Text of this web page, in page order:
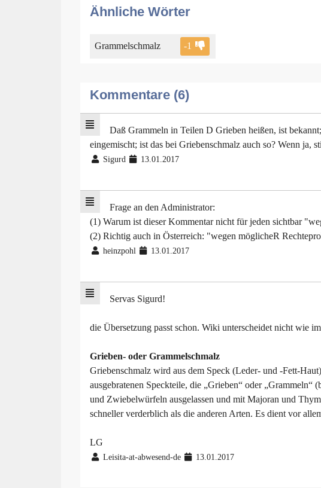
Ähnliche Wörter
Grammelschmalz -1
Kommentare (6)
Daß Grammeln in Teilen D Grieben heißen, ist
eingemischt; ist das bei Griebenschmalz auch so? Wenn ja,
Sigurd 13.01.2017
Frage an den Administrator:
(1) Warum ist dieser Kommentar nicht für jeden sichtbar
(2) Richtig auch in Österreich: "wegen möglicheR
heinzpohl 13.01.2017
Servas Sigurd!
die Übersetzung passt schon. Wiki unterscheidet nicht wie
Grieben- oder Grammelschmalz
Griebenschmalz wird aus dem Speck (Leder- und -Fett-
ausgebratenen Speckteile, die „Grieben“ oder
und Zwiebelwürfeln ausgelassen und mit Majoran und
schneller verderblich als die anderen Arten. Es dient vor
LG
Leisita-at-abwesend-de 13.01.2017